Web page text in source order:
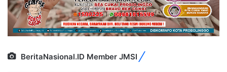
BeritaNasional.ID Member JMSI